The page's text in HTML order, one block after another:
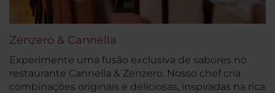
Zenzero & Cannella
Experimente uma fusão exclusiva de sabores no
restaurante Cannella & Zenzero. Nosso chef cria
combinações originais e deliciosas, inspiradas na rica